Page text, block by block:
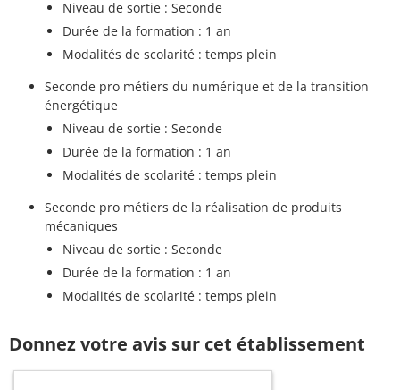
Niveau de sortie : Seconde
Durée de la formation : 1 an
Modalités de scolarité : temps plein
Seconde pro métiers du numérique et de la transition
énergétique
Niveau de sortie : Seconde
Durée de la formation : 1 an
Modalités de scolarité : temps plein
Seconde pro métiers de la réalisation de produits
mécaniques
Niveau de sortie : Seconde
Durée de la formation : 1 an
Modalités de scolarité : temps plein
Donnez votre avis sur cet établissement